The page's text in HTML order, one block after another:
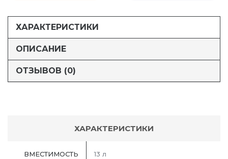
ХАРАКТЕРИСТИКИ
ОПИСАНИЕ
ОТЗЫВОВ (0)
ХАРАКТЕРИСТИКИ
ВМЕСТИМОСТЬ 13 л